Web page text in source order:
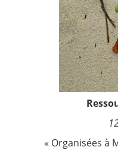
Nous suivre
« Organisées à